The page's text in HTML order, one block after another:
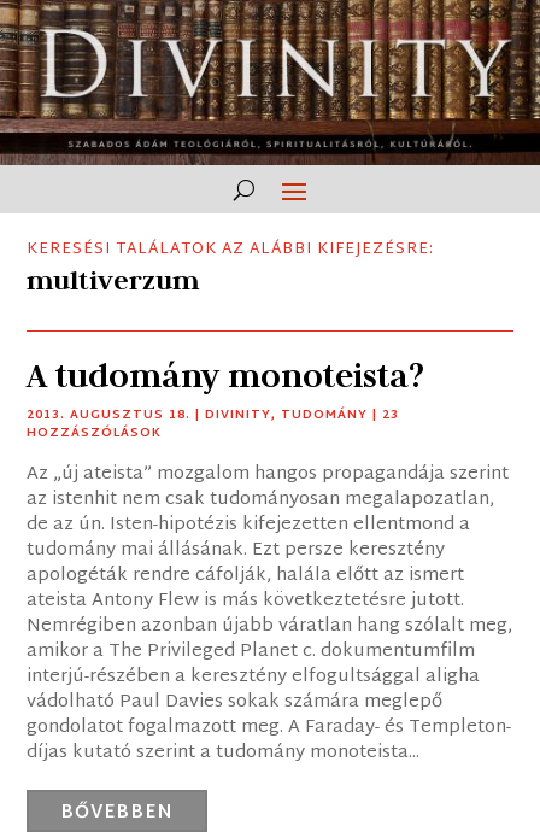
KERESÉSI TALÁLATOK AZ ALÁBBI KIFEJEZÉSRE:
multiverzum
A tudomány monoteista?
2013. AUGUSZTUS 18. |DIVINITY, TUDOMÁNY | 23
HOZZÁSZÓLÁSOK
Az „új ateista” mozgalom hangos propagandája szerint
az istenhit nem csak tudományosan megalapozatlan,
de az ún. Isten-hipotézis kifejezetten ellentmond a
tudomány mai állásának. Ezt persze keresztény
apologéták rendre cáfolják, halála előtt az ismert
ateista Antony Flew is más következtetésre jutott.
Nemrégiben azonban újabb váratlan hang szólalt meg,
amikor a The Privileged Planet c. dokumentumfilm
interjú-részében a keresztény elfogultsággal aligha
vádolható Paul Davies sokak számára meglepő
gondolatot fogalmazott meg. A Faraday- és Templeton-
díjas kutató szerint a tudomány monoteista...
BŐVEBBEN